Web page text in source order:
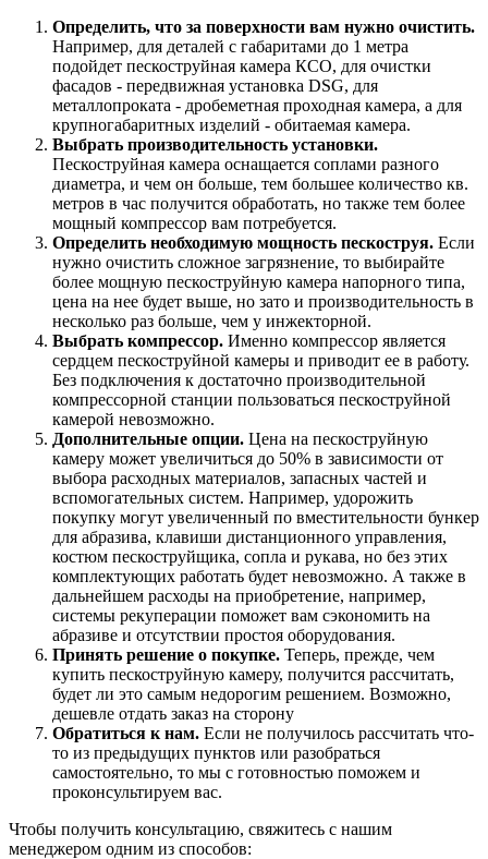
Определить, что за поверхности вам нужно очистить.
Например, для деталей с габаритами до 1 метра
подойдет пескоструйная камера КСО, для очистки
фасадов - передвижная установка DSG, для
металлопроката - дробеметная проходная камера, а для
крупногабаритных изделий - обитаемая камера.
Выбрать производительность установки.
Пескоструйная камера оснащается соплами разного
диаметра, и чем он больше, тем большее количество кв.
метров в час получится обработать, но также тем более
мощный компрессор вам потребуется.
Определить необходимую мощность пескоструя. Если
нужно очистить сложное загрязнение, то выбирайте
более мощную пескоструйную камера напорного типа,
цена на нее будет выше, но зато и производительность в
несколько раз больше, чем у инжекторной.
Выбрать компрессор. Именно компрессор является
сердцем пескоструйной камеры и приводит ее в работу.
Без подключения к достаточно производительной
компрессорной станции пользоваться пескоструйной
камерой невозможно.
Дополнительные опции. Цена на пескоструйную
камеру может увеличиться до 50% в зависимости от
выбора расходных материалов, запасных частей и
вспомогательных систем. Например, удорожить
покупку могут увеличенный по вместительности бункер
для абразива, клавиши дистанционного управления,
костюм пескоструйщика, сопла и рукава, но без этих
комплектующих работать будет невозможно. А также в
дальнейшем расходы на приобретение, например,
системы рекуперации поможет вам сэкономить на
абразиве и отсутствии простоя оборудования.
Принять решение о покупке. Теперь, прежде, чем
купить пескоструйную камеру, получится рассчитать,
будет ли это самым недорогим решением. Возможно,
дешевле отдать заказ на сторону
Обратиться к нам. Если не получилось рассчитать что-
то из предыдущих пунктов или разобраться
самостоятельно, то мы с готовностью поможем и
проконсультируем вас.
Чтобы получить консультацию, свяжитесь с нашим
менеджером одним из способов: